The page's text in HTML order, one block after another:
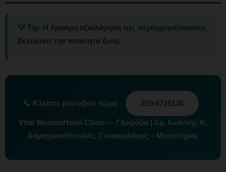
💡 Tip: Η έγκαιρη αξιολόγηση της περιεμμηνόπαυσης
βελτιώνει την ποιότητα ζωής.
📞 Κλείστε ραντεβού τώρα: 210-6716126
Vital WomanHood Clinic — Γλυφάδα | Δρ. Ιωάννης Κ.
Δημητρακόπουλος, Γυναικολόγος – Μαιευτήρας